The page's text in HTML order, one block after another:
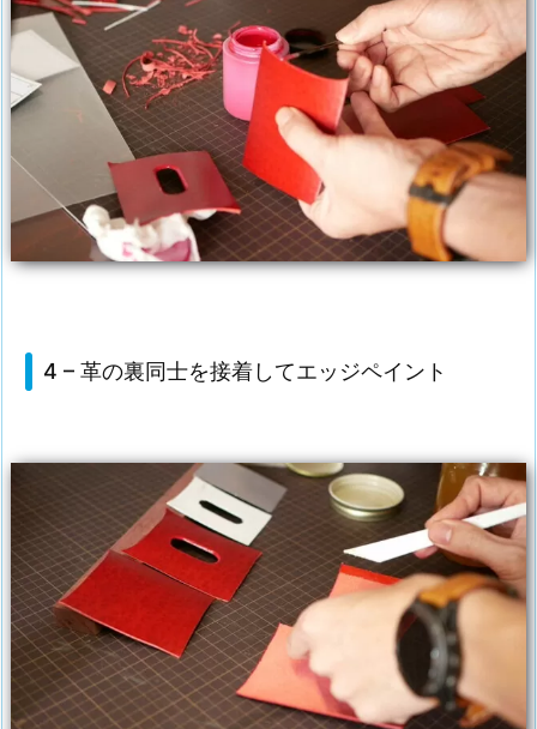
4 – 革の裏同士を接着してエッジペイント